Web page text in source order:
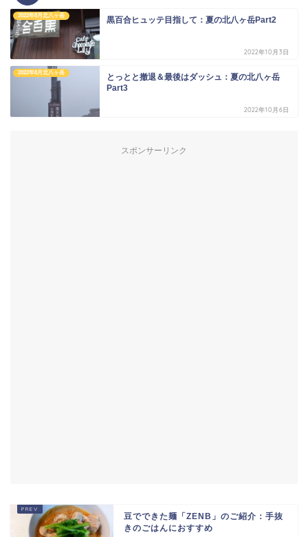
2022年8月北八ヶ岳 黒百合ヒュッテ目指して：夏の北八ヶ岳Part2
2022年10月3日
2022年8月北八ヶ岳
とっとと撤退＆最後はダッシュ：夏の北八ヶ岳
Part3
2022年10月6日
スポンサーリンク
豆でできた麺「ZENB」のご紹介：手抜
きのごはんにおすすめ